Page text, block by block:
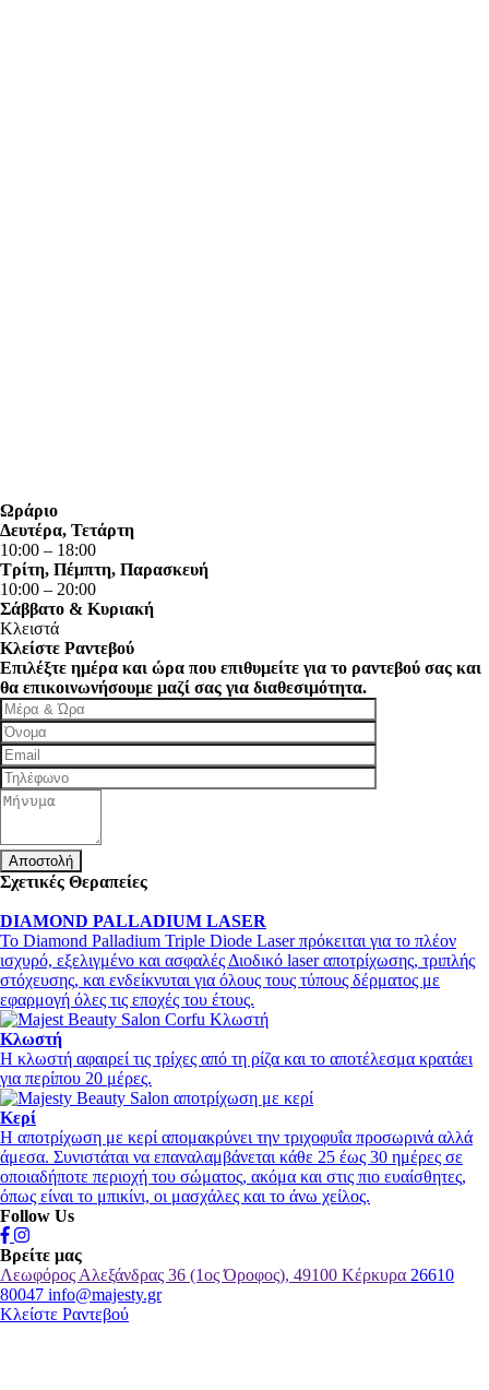
Ωράριο
Δευτέρα, Τετάρτη
10:00 – 18:00
Τρίτη, Πέμπτη, Παρασκευή
10:00 – 20:00
Σάββατο & Κυριακή
Κλειστά
Κλείστε Ραντεβού
Επιλέξτε ημέρα και ώρα που επιθυμείτε για το ραντεβού σας και
θα επικοινωνήσουμε μαζί σας για διαθεσιμότητα.
Σχετικές Θεραπείες
DIAMOND PALLADIUM LASER
Το Diamond Palladium Triple Diode Laser πρόκειται για το πλέον
ισχυρό, εξελιγμένο και ασφαλές Διοδικό laser αποτρίχωσης, τριπλής
στόχευσης, και ενδείκνυται για όλους τους τύπους δέρματος με
εφαρμογή όλες τις εποχές του έτους.
Κλωστή
Η κλωστή αφαιρεί τις τρίχες από τη ρίζα και το αποτέλεσμα κρατάει
για περίπου 20 μέρες.
Κερί
Η αποτρίχωση με κερί απομακρύνει την τριχοφυΐα προσωρινά αλλά
άμεσα. Συνιστάται να επαναλαμβάνεται κάθε 25 έως 30 ημέρες σε
οποιαδήποτε περιοχή του σώματος, ακόμα και στις πιο ευαίσθητες,
όπως είναι το μπικίνι, οι μασχάλες και το άνω χείλος.
Follow Us
Βρείτε μας
Λεωφόρος Αλεξάνδρας 36 (1ος Όροφος), 49100 Κέρκυρα 26610
80047 info@majesty.gr
Κλείστε Ραντεβού